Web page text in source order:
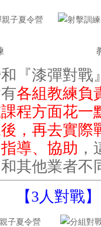
『漆彈對戰
各組教練負
程方面花一
， 再去實際
指導、 協助 ，
和其他業者不
【 3人對戰】